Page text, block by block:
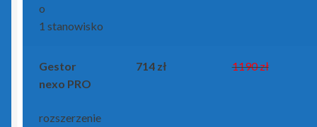
o
1 stanowisko
Gestor
nexo PRO
rozszerzenie
714 zł 1190 zł